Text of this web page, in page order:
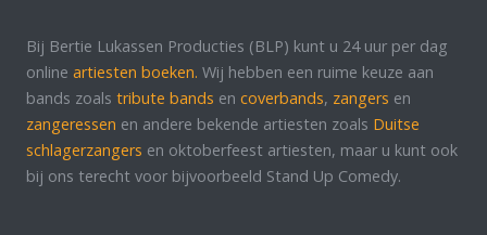
Bij Bertie Lukassen Producties (BLP) kunt u 24 uur per dag
online artiesten boeken. Wij hebben een ruime keuze aan
bands zoals tribute bands en coverbands, zangers en
zangeressen en andere bekende artiesten zoals Duitse
schlagerzangers en oktoberfeest artiesten, maar u kunt ook
bij ons terecht voor bijvoorbeeld Stand Up Comedy.